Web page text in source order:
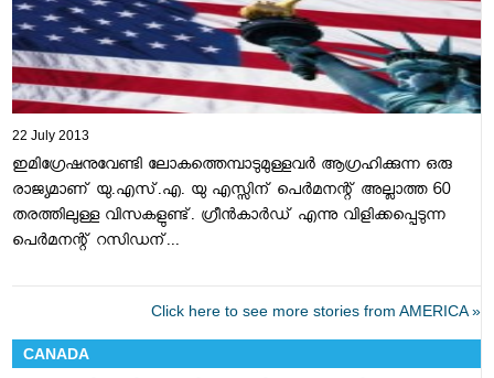
22 July 2013
ഇമിഗ്രേഷനുവേണ്ടി ലോകത്തെമ്പാടുമുള്ളവര്‍ ആഗ്രഹിക്കുന്ന ഒരു
രാജ്യമാണ്‌ യു.എസ്‌.എ. യു എസ്സിന്‌ പെര്‍മനന്റ്‌ അല്ലാത്ത 60
തരത്തിലുള്ള വിസകളുണ്ട്‌. ഗ്രീന്‍കാര്‍ഡ്‌ എന്നു വിളിക്കപ്പെടുന്ന
പെര്‍മനന്റ്‌ റസിഡന്...
Click here to see more stories from AMERICA »
CANADA